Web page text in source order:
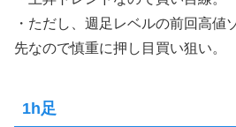
・ただし、週足レベルの前回高値
先なので慎重に押し目買い狙い。
1h足